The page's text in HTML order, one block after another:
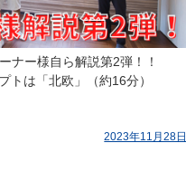
ナー様自ら解説第2弾！！
トは「北欧」（約16分）
2023年11月28日